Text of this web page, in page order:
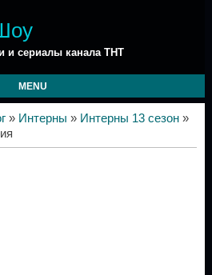
и сериалы канала ТНТ
MENU
» Интерны » Интерны 13 сезон»